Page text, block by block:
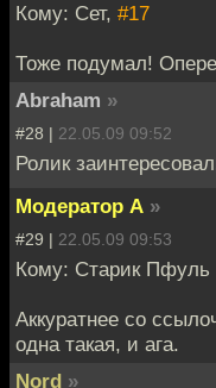
Кому: Сет, #17
Тоже подумал!
Abraham »
#28 | 22.05.09 09:52
Ролик
Модератор А »
#29 | 22.05.09 09:53
Кому: Старик Пфуль
Аккуратнее со
одна такая, и ага.
Nord »